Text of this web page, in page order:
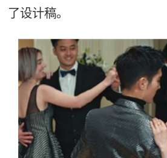
了设计稿。